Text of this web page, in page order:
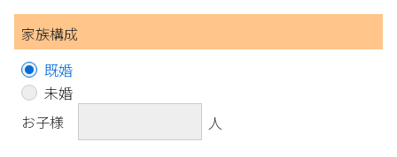
家族構成
既婚
未婚
お子様
人